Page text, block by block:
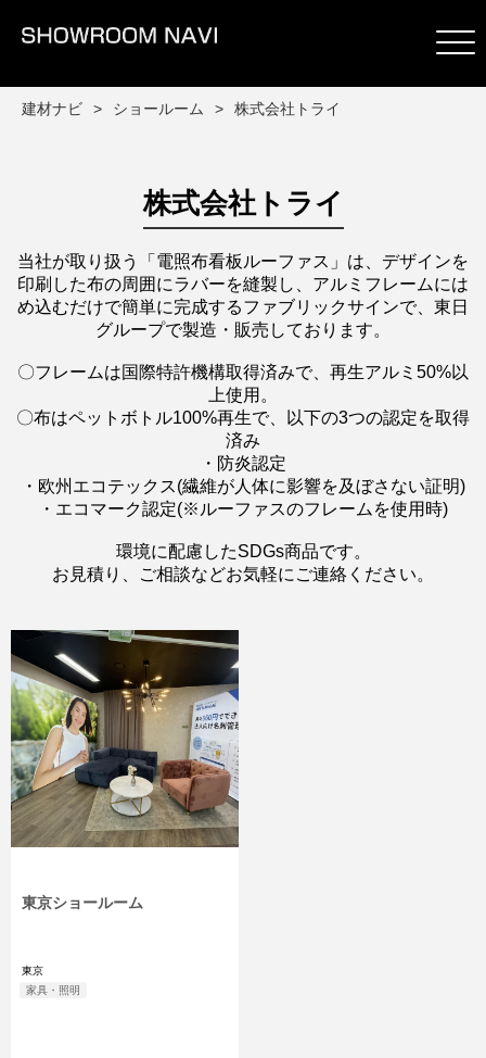
建材ナビ ショールーム 株式会社トライ
株式会社トライ
当社が取り扱う「電照布看板ルーファス」は、デザインを
印刷した布の周囲にラバーを縫製し、アルミフレームには
め込むだけで簡単に完成するファブリックサインで、東日
グループで製造・販売しております。
〇フレームは国際特許機構取得済みで、再生アルミ50%以
上使用。
〇布はペットボトル100%再生で、以下の3つの認定を取得
済み
・防炎認定
・欧州エコテックス(繊維が人体に影響を及ぼさない証明)
・エコマーク認定(※ルーファスのフレームを使用時)
環境に配慮したSDGs商品です。
お見積り、ご相談などお気軽にご連絡ください。
東京ショールーム
東京
家具・照明